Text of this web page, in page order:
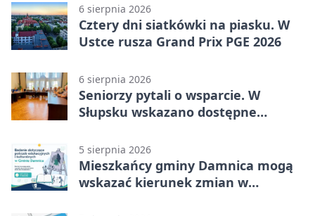
6 sierpnia 2026
Cztery dni siatkówki na piasku. W
Ustce rusza Grand Prix PGE 2026
6 sierpnia 2026
Seniorzy pytali o wsparcie. W
Słupsku wskazano dostępne
5 sierpnia 2026
Mieszkańcy gminy Damnica mogą
wskazać kierunek zmian w